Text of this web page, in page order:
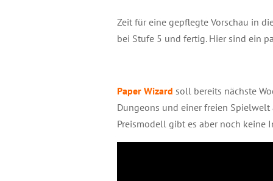
Zeit für eine gepflegte Vorschau in
bei Stufe 5 und fertig. Hier sind ein
Paper Wizard soll bereits nächste
Dungeons und einer freien
Preismodell gibt es aber noch keine